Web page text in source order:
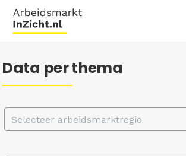
Data per thema
Selecteer arbeidsmarktregio